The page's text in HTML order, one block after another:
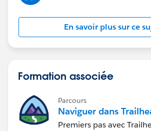
En savoir plus sur ce
Formation associée
Parcours
Naviguer dans
Premiers pas avec